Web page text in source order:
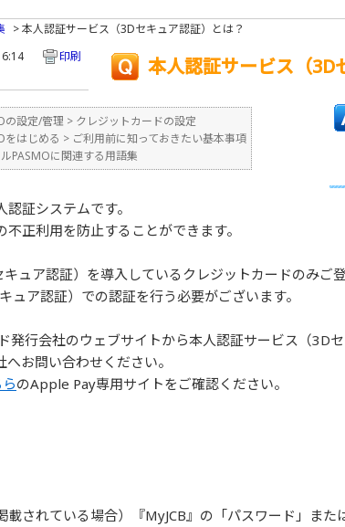
>本人認証サービス（3Dセキュア認証）とは？
印刷 本人認証サービス（3D
の設定/管理 > クレジットカードの設定
をはじめる > ご利用前に知っておきたい基本事項
PASMOに関連する用語集
証システムです。
正利用を防止することができます。
ュア認証）を導入しているクレジットカードのみご
ア認証）での認証を行う必要がございます。
行会社のウェブサイトから本人認証サービス（3D
お問い合わせください。
のApple Pay専用サイトをご確認ください。
されている場合）『MyJCB』の「パスワード」ま